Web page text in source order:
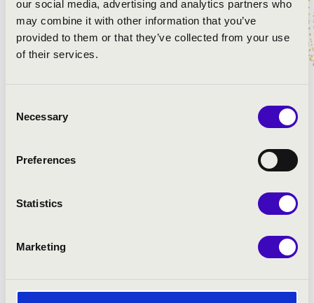
our social media, advertising and analytics partners who
may combine it with other information that you’ve
provided to them or that they’ve collected from your use
of their services.
Selection
Necessary
Preferences
Statistics
Marketing
A bérlet- és jegyárakkal kapcsolatos további
információkért kérjük, forduljon a kulturális
szervezőhöz az alábbi elérhetőségek egyikén.
fenntartjuk, melynek függvényében a jegyár is változhat.
#zeneóra ifjúsági kiajánló II.
információkért kérjük, forduljon a kulturális